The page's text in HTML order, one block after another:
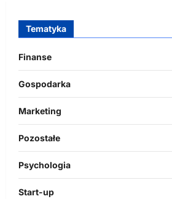
Tematyka
Finanse
Gospodarka
Marketing
Pozostałe
Psychologia
Start-up